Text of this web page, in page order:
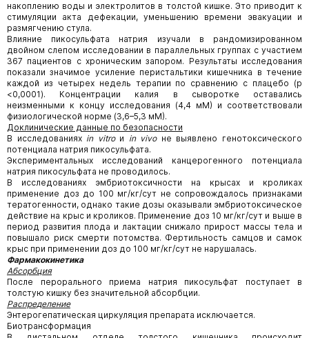
накоплению воды и электролитов в толстой кишке. Это приводит к
стимуляции акта дефекации, уменьшению времени эвакуации и
размягчению стула.
Влияние пикосульфата натрия изучали в рандомизированном
двойном слепом исследовании в параллельных группах с участием
367 пациентов с хроническим запором. Результаты исследования
показали значимое усиление перистальтики кишечника в течение
каждой из четырех недель терапии по сравнению с плацебо (p
<0,0001). Концентрации калия в сыворотке оставались
неизменными к концу исследования (4,4 мМ) и соответствовали
физиологической норме (3,6–5,3 мМ).
Доклинические данные по безопасности
В исследованиях in vitroи in vivoне выявлено генотоксического
потенциала натрия пикосульфата.
Экспериментальных исследований канцерогенного потенциала
натрия пикосульфата не проводилось.
В исследованиях эмбриотоксичности на крысах и кроликах
применение доз до 100 мг/кг/сут не сопровождалось признаками
тератогенности, однако такие дозы оказывали эмбриотоксическое
действие на крыс и кроликов. Применение доз 10 мг/кг/сут и выше в
период развития плода и лактации снижало прирост массы тела и
повышало риск смерти потомства. Фертильность самцов и самок
крыс при применении доз до 100 мг/кг/сут не нарушалась.
Фармакокинетика
Абсорбция
После перорального приема натрия пикосульфат поступает в
толстую кишку без значительной абсорбции.
Распределение
Энтерогепатическая циркуляция препарата исключается.
Биотрансформация